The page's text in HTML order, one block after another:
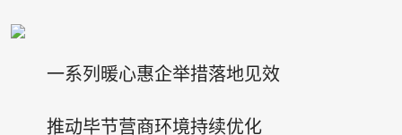
一系列暖心惠企举措落地见效
推动毕节营商环境持续优化